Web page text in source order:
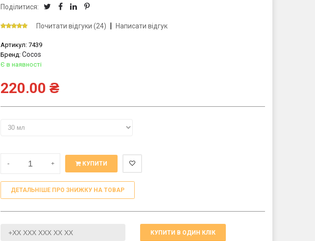
Поділитися:
Почитати відгуки (24) | Написати відгук
Артикул: 7439
Бренд: Cocos
Є в наявності
220.00 ₴
- + КУПИТИ
ДЕТАЛЬНІШЕ ПРО ЗНИЖКУ НА ТОВАР
КУПИТИ В ОДИН КЛІК